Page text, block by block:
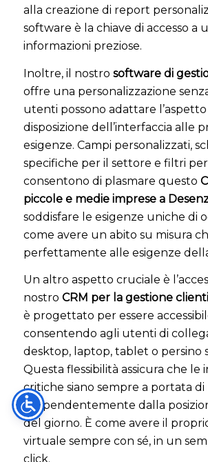
alla creazione di report
software è la chiave di accesso a
informazioni preziose.
Inoltre, il nostro software di
offre una personalizzazione
utenti possono adattare l’aspetto
disposizione dell’interfaccia alle
esigenze. Campi personalizzati,
specifiche per il settore e filtri
consentono di plasmare questo
piccole e medie imprese a
soddisfare le esigenze uniche di
come avere un abito su misura
perfettamente alle esigenze
Un altro aspetto cruciale è
nostro CRM per la gestione
è progettato per essere
consentendo agli utenti di
desktop, laptop, tablet o persino
Questa flessibilità assicura che le
critiche siano sempre a portata di
indipendentemente dalla
del giorno. È come avere il
virtuale sempre con sé, in un
click.